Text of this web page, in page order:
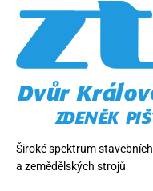
Široké spektrum stavebních
a zemědělských strojů